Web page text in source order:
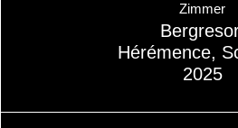
Zimmer
Hérémence,
2025